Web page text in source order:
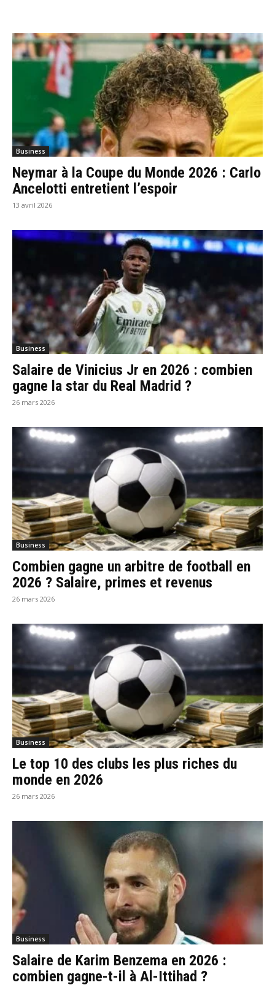
Business
Neymar à la Coupe du Monde 2026 : Carlo
Ancelotti entretient l’espoir
13 avril 2026
Business
Salaire de Vinicius Jr en 2026 : combien
gagne la star du Real Madrid ?
26 mars 2026
Business
Combien gagne un arbitre de football en
2026 ? Salaire, primes et revenus
26 mars 2026
Business
Le top 10 des clubs les plus riches du
monde en 2026
26 mars 2026
Business
Salaire de Karim Benzema en 2026 :
combien gagne-t-il à Al-Ittihad ?